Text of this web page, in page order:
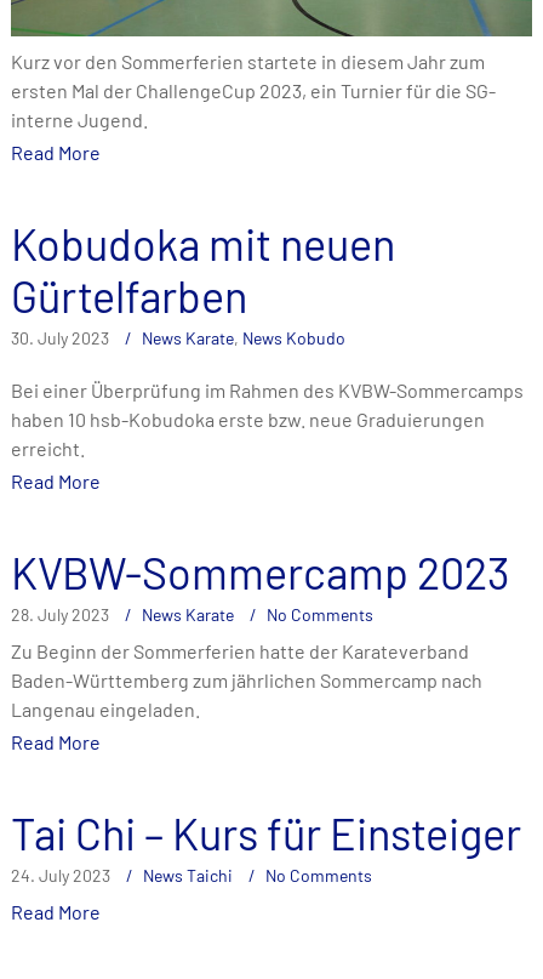
Kurz vor den Sommerferien startete in diesem Jahr zum
ersten Mal der ChallengeCup 2023, ein Turnier für die SG-
interne Jugend.
Read More
Kobudoka mit neuen
Gürtelfarben
30. July 2023 News Karate, News Kobudo
Bei einer Überprüfung im Rahmen des KVBW-Sommercamps
haben 10 hsb-Kobudoka erste bzw. neue Graduierungen
erreicht.
Read More
KVBW-Sommercamp 2023
28. July 2023 News Karate No Comments
Zu Beginn der Sommerferien hatte der Karateverband
Baden-Württemberg zum jährlichen Sommercamp nach
Langenau eingeladen.
Read More
Tai Chi – Kurs für Einsteiger
24. July 2023 News Taichi No Comments
Read More